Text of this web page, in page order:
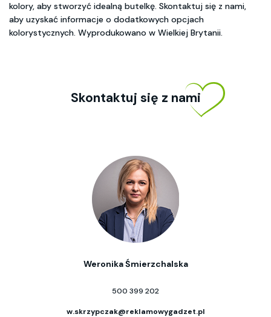
kolory, aby stworzyć idealną butelkę. Skontaktuj się z nami,
aby uzyskać informacje o dodatkowych opcjach
kolorystycznych. Wyprodukowano w Wielkiej Brytanii.
Skontaktuj się z nami
Weronika Śmierzchalska
500 399 202
w.skrzypczak@reklamowygadzet.pl